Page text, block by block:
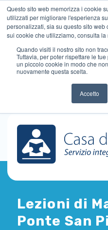
Questo sito web memorizza i cookie
utilizzati per migliorare l'esperienza
personalizzati, sia su questo sito
sui cookie che utilizziamo, consulta
Quando visiti il ​​nostro sito non
Tuttavia, per poter rispettare le
un piccolo cookie in modo che
nuovamente questa scelta.
Accetto
Lezioni di
Ponte San